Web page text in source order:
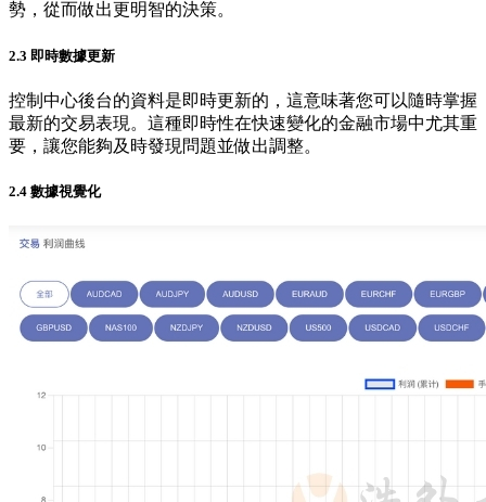
勢，從而做出更明智的決策。
2.3 即時數據更新
控制中心後台的資料是即時更新的，這意味著您可以隨時掌握
最新的交易表現。這種即時性在快速變化的金融市場中尤其重
要，讓您能夠及時發現問題並做出調整。
2.4 數據視覺化